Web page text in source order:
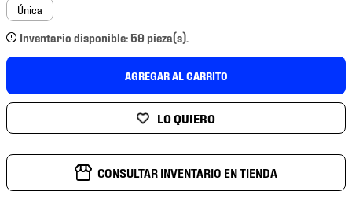
Única
Inventario disponible: 59 pieza(s).
AGREGAR AL CARRITO
CONSULTAR INVENTARIO EN TIENDA
5.
mochila
6.
jersey
8.
chivas